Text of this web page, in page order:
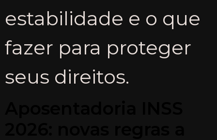
estabilidade e o que
fazer para proteger
seus direitos.